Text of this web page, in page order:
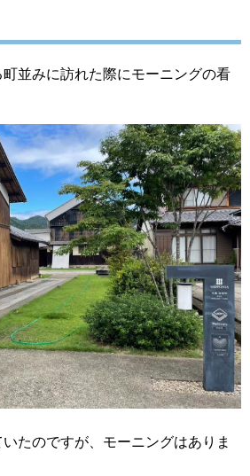
並みに訪れた際にモーニングの看
たのですが、モーニングはありま